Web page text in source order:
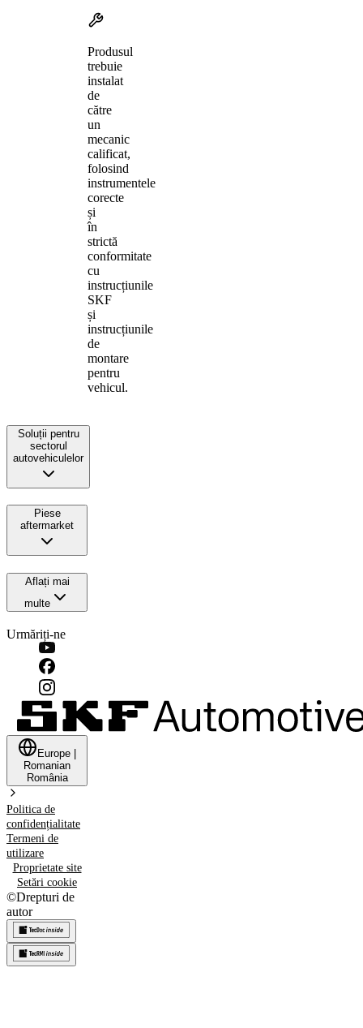
Produsul
trebuie
instalat
de
către
un
mecanic
calificat,
folosind
instrumentele
corecte
și
în
strictă
conformitate
cu
instrucțiunile
SKF
și
instrucțiunile
de
montare
pentru
vehicul.
Soluții pentru
sectorul
autovehiculelor
Piese
aftermarket
Aflați mai
multe
Urmăriți-ne
Europe
Romanian
România
Politica de
confidențialitate
Termeni de
utilizare
Proprietate site
Setări cookie
©Drepturi de
autor